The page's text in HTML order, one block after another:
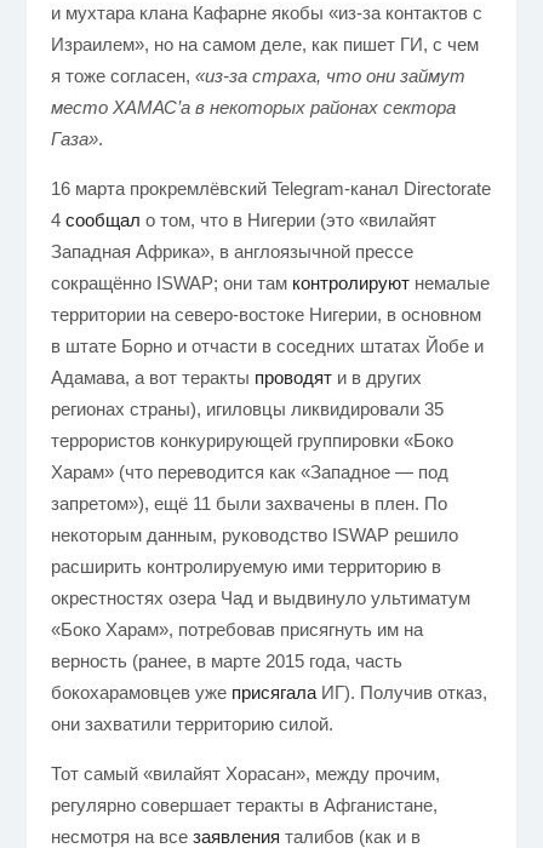
и мухтара клана Кафарне якобы «из-за контактов с
Израилем», но на самом деле, как пишет ГИ, с чем
я тоже согласен, «из-за страха, что они займут
место ХАМАС’а в некоторых районах сектора
Газа».
16 марта прокремлёвский Telegram-канал Directorate
4 сообщал о том, что в Нигерии (это «вилайят
Западная Африка», в англоязычной прессе
сокращённо ISWAP; они там контролируютнемалые
территории на северо-востоке Нигерии, в основном
в штате Борно и отчасти в соседних штатах Йобе и
Адамава, а вот теракты проводяти в других
регионах страны), игиловцы ликвидировали 35
террористов конкурирующей группировки «Боко
Харам» (что переводится как «Западное — под
запретом»), ещё 11 были захвачены в плен. По
некоторым данным, руководство ISWAP решило
расширить контролируемую ими территорию в
окрестностях озера Чад и выдвинуло ультиматум
«Боко Харам», потребовав присягнуть им на
верность (ранее, в марте 2015 года, часть
бокохарамовцев уже присягалаИГ). Получив отказ,
они захватили территорию силой.
Тот самый «вилайят Хорасан», между прочим,
регулярно совершает теракты в Афганистане,
несмотря на все заявления талибов (как и в